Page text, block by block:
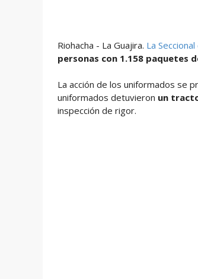
Riohacha - La Guajira. La
personas con 1.158 paquetes
La acción de los uniformados se
uniformados detuvieron un
inspección de rigor.